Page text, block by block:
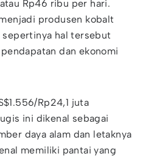
Rp46 ribu per hari.
produsen kobalt
hal tersebut
dan ekonomi
Rp24,1 juta
ini dikenal sebagai
daya alam dan letaknya
memiliki pantai yang